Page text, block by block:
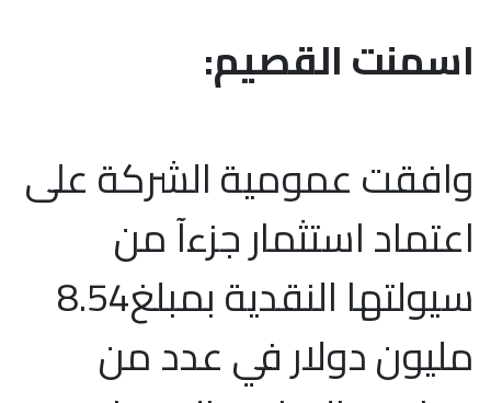
اسمنت القصيم:
وافقت عمومية الشركة على
اعتماد استثمار جزءآ من
سيولتها النقدية بمبلغ8.54
مليون دولار في عدد من